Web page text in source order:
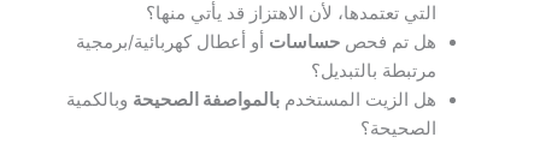
التي تعتمدها، لأن الاهتزاز قد يأتي منها؟
هل تم فحصحساسات أو أعطال كهربائية/برمجية
مرتبطة بالتبديل؟
هل الزيت المستخدمبالمواصفة الصحيحة وبالكمية
الصحيحة؟